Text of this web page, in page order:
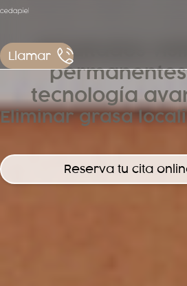
LlamarResultados
tecnología
Eliminar grasa
Reserva tu cita